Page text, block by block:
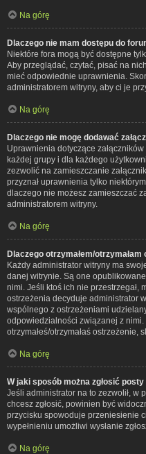
Na górę
Dlaczego nie mam dostępu do
Niektóre fora mogą być dostępne
Aby przeglądać, czytać, pisać na
mieć odpowiednie uprawnienia.
administratorem witryny, aby ci je
Na górę
Dlaczego nie mogę dodawać
Uprawnienia dotyczące
każdej grupy i dla każdego
zezwolić na zamieszczanie
przyznał uprawnienia tylko
dlaczego nie możesz zamieszczać
administratorem witryny.
Na górę
Dlaczego otrzymałem/otrzymałam
Każdy administrator witryny ma
danej witrynie. Są one
nimi. Jeśli ktoś ich nie przestrzegał,
ostrzeżenia decyduje administrator
wspólnego z ostrzeżeniami
odpowiedzialności związanej z
otrzymałeś/otrzymałaś ostrzeżenie,
Na górę
W jaki sposób można zgłosić
Jeśli administrator na to zezwolił, w
chcesz zgłosić, powinien być
przycisku spowoduje przeniesienie
wypełnieniu umożliwi wysłanie
Na górę